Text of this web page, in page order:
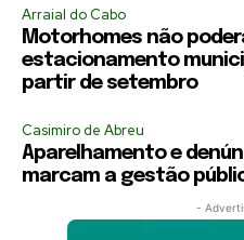
Arraial do Cabo
Motorhomes não
estacionamento
partir de setembro
Casimiro de Abreu
Aparelhamento e
marcam a gestão
-